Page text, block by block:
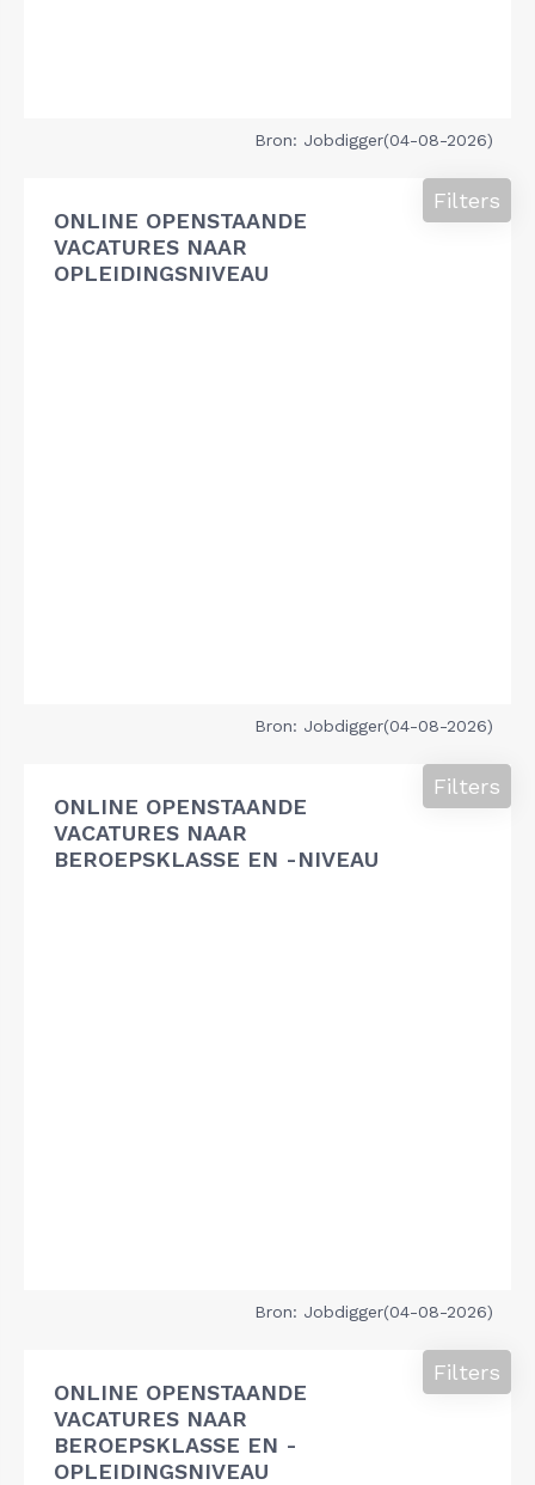
Bron: Jobdigger(04-08-2026)
ONLINE OPENSTAANDE
VACATURES NAAR
OPLEIDINGSNIVEAU
Filters
Bron: Jobdigger(04-08-2026)
ONLINE OPENSTAANDE
VACATURES NAAR
BEROEPSKLASSE EN -NIVEAU
Filters
Bron: Jobdigger(04-08-2026)
ONLINE OPENSTAANDE
VACATURES NAAR
BEROEPSKLASSE EN -
OPLEIDINGSNIVEAU
Filters